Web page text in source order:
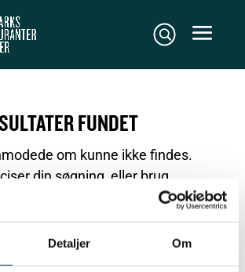
Detaljer Om
FUNDET
om kunne ikke findes.
din søgning, eller brug
ovenfor til at lokalisere
tur